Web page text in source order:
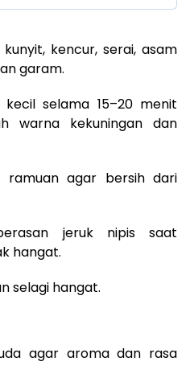
kencur, serai, asam
garam.
selama 15–20 menit
warna kekuningan dan
ramuan agar bersih dari
jeruk nipis saat
hangat.
selagi hangat.
agar aroma dan rasa